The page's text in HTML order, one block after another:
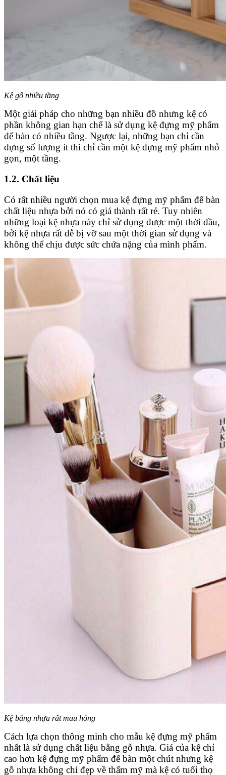
Kệ gỗ nhiều tầng
Một giải pháp cho những bạn nhiều đồ nhưng kệ có
phần không gian hạn chế là sử dụng kệ đựng mỹ phẩm
để bàn có nhiều tầng. Ngược lại, những bạn chỉ cần
đựng số lượng ít thì chỉ cần một kệ đựng mỹ phẩm nhỏ
gọn, một tầng.
1.2. Chất liệu
Có rất nhiều người chọn mua kệ đựng mỹ phẩm để bàn
chất liệu nhựa bởi nó có giá thành rất rẻ. Tuy nhiên
những loại kệ nhựa này chỉ sử dụng được một thời đầu,
bởi kệ nhựa rất dễ bị vỡ sau một thời gian sử dụng và
không thể chịu được sức chứa nặng của mình phẩm.
Kệ bằng nhựa rất mau hỏng
Cách lựa chọn thông minh cho mẫu kệ đựng mỹ phẩm
nhất là sử dụng chất liệu bằng gỗ nhựa. Giá của kệ chỉ
cao hơn kệ đựng mỹ phẩm để bàn một chút nhưng kệ
gỗ nhựa không chỉ đẹp về thẩm mỹ mà kệ có tuổi thọ